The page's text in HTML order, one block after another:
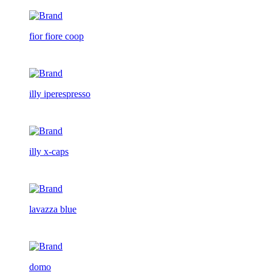
fior fiore coop
illy iperespresso
illy x-caps
lavazza blue
domo